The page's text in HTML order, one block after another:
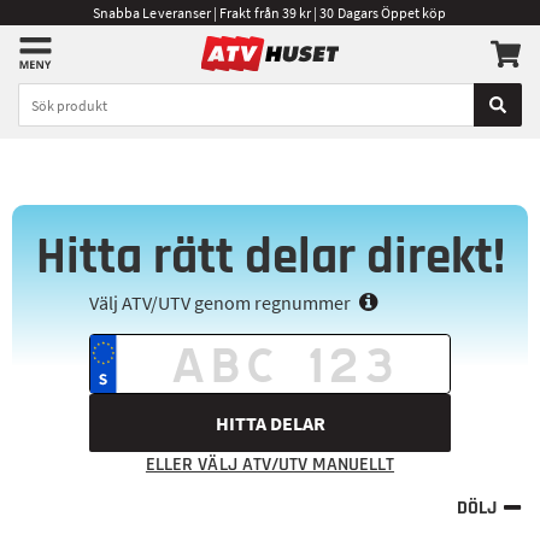
Snabba Leveranser | Frakt från 39 kr | 30 Dagars Öppet köp
Hitta rätt delar direkt!
Välj ATV/UTV genom regnummer
HITTA DELAR
ELLER VÄLJ ATV/UTV MANUELLT
DÖLJ